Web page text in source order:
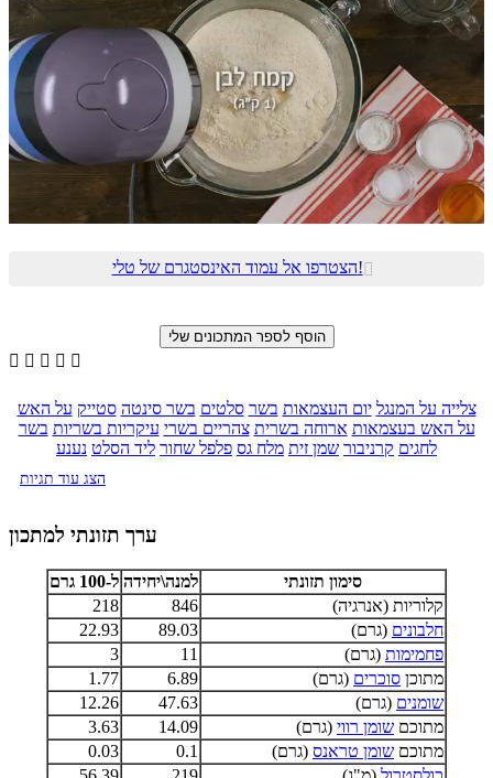
הצטרפו אל עמוד האינסטגרם של טלי!
    
צלייה על המנגל יום העצמאות בשר סלטים בשר סינטה סטייק על האש
על האש בעצמאות ארוחה בשרית צהריים בשרי עיקריות בשריות בשר
לחגים קרניבור שמן זית מלח גס פלפל שחור ליד הסלט נענע
הצג עוד תגיות
ערך תזונתי למתכון
סימון תזונתי למנה\יחידה ל-100 גרם
קלוריות (אנרגיה)
846
218
חלבונים (גרם) 89.03
22.93
פחמימות (גרם) 11
3
מתוכן סוכרים (גרם) 6.89
1.77
שומנים (גרם) 47.63
12.26
מתוכם שומן רווי (גרם) 14.09
3.63
מתוכם שומן טראנס (גרם) 0.1
0.03